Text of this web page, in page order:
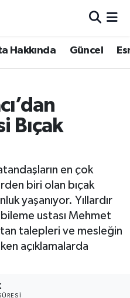
Hakkında Güncel
Bıçak
en çok
biri olan bıçak
yaşanıyor. Yıllardır
ustası Mehmet
talepleri ve mesleğin
açıklamalarda
Haritası
ve Fikstür